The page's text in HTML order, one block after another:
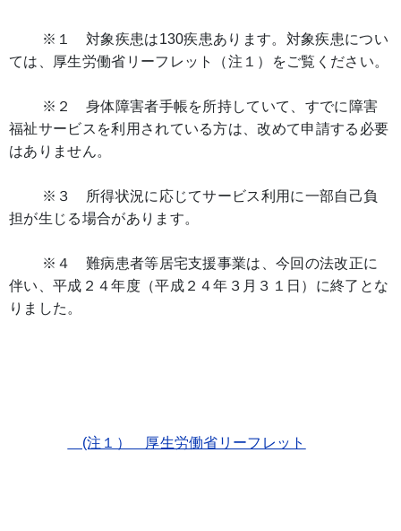
※１ 対象疾患は130疾患あります。対象疾患につい
ては、厚生労働省リーフレット（注１）をご覧ください。
※２ 身体障害者手帳を所持していて、すでに障害
福祉サービスを利用されている方は、改めて申請する必要
はありません。
※３ 所得状況に応じてサービス利用に一部自己負
担が生じる場合があります。
※４ 難病患者等居宅支援事業は、今回の法改正に
伴い、平成２４年度（平成２４年３月３１日）に終了とな
りました。
(注１） 厚生労働省リーフレット